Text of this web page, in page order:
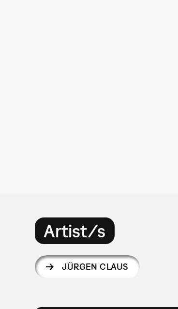
Artist/s
JÜRGEN CLAUS